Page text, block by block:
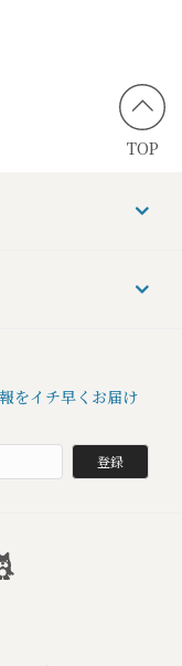
TOP
をイチ早くお届け
登録